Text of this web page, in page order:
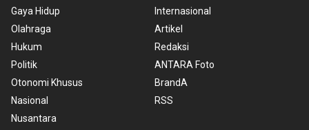
Gaya Hidup
Olahraga
Hukum
Politik
Otonomi Khusus
Nasional
Nusantara
Internasional
Artikel
Redaksi
ANTARA Foto
BrandA
RSS